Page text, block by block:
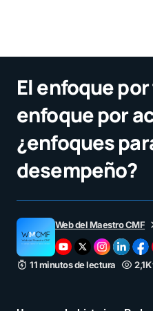
El enfoque
enfoque por
¿enfoques
desempeño?
Web del Maestro CMF
11 minutos de lectura